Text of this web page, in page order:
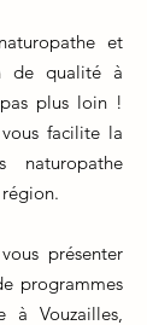
et
de qualité à
plus loin !
facilite la
naturopathe
présenter
programmes
à Vouzailles,